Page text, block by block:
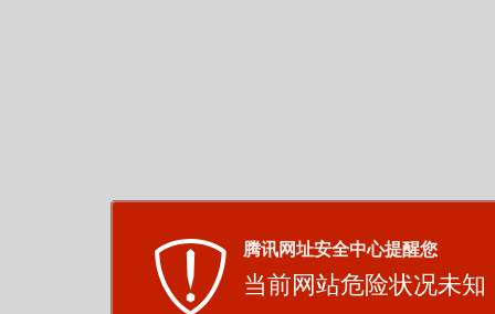
腾讯网址安全中心提醒您
当前网站危险状况未知